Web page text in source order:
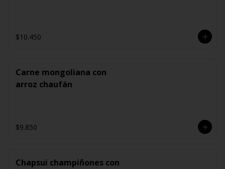
$10.450
Carne mongoliana con
arroz chaufán
$9.850
Chapsui champiñones con